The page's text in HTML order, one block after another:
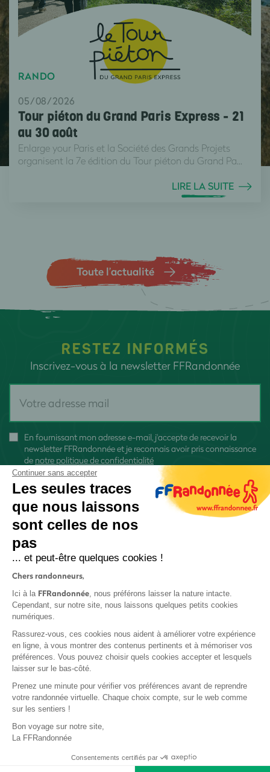
RANDO
05/08/2026
Tour piéton du Grand Paris Express - 21
au 30 août
Enlarge your Paris et la Société des Grands Projets
organisent la 7e édition du Tour piéton du Grand Pa...
LIRE LA SUITE
Toute l’actualité
RESTEZ INFORMÉS
Inscrivez-vous à la newsletter FFRandonnée
En fournissant mon adresse e-mail, j'accepte de recevoir la
newsletter FFRandonnée et je reconnais avoir pris connaissance
de notre politique de confidentialité
Protection des données
Politique de confidentialité
Base documentaire
Continuer sans accepter
Les seules traces
que nous laissons
sont celles de nos
pas
... et peut-être quelques cookies !
Chers randonneurs,
Ici à la FFRandonnée, nous préférons laisser la nature intacte.
Cependant, sur notre site, nous laissons quelques petits cookies
numériques.
Rassurez-vous, ces cookies nous aident à améliorer votre expérience
en ligne, à vous montrer des contenus pertinents et à mémoriser vos
préférences. Vous pouvez choisir quels cookies accepter et lesquels
laisser sur le bas-côté.
Prenez une minute pour vérifier vos préférences avant de reprendre
votre randonnée virtuelle. Chaque choix compte, sur le web comme
sur les sentiers !
Bon voyage sur notre site,
La FFRandonnée
Consentements certifiés par